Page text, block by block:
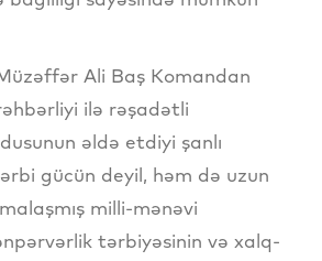
Ali Baş Komandan
ilə rəşadətli
əldə etdiyi şanlı
gücün deyil, həm də uzun
milli-mənəvi
tərbiyəsinin və xalq-